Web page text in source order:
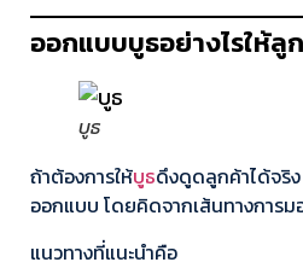
ออกแบบบูธอย่างไรให้ลู
บูธ
ถ้าต้องการให้บูธดึงดูดลูกค้าได้จริ
ออกแบบ โดยคิดจากเส้นทางการม
แนวทางที่แนะนำคือ